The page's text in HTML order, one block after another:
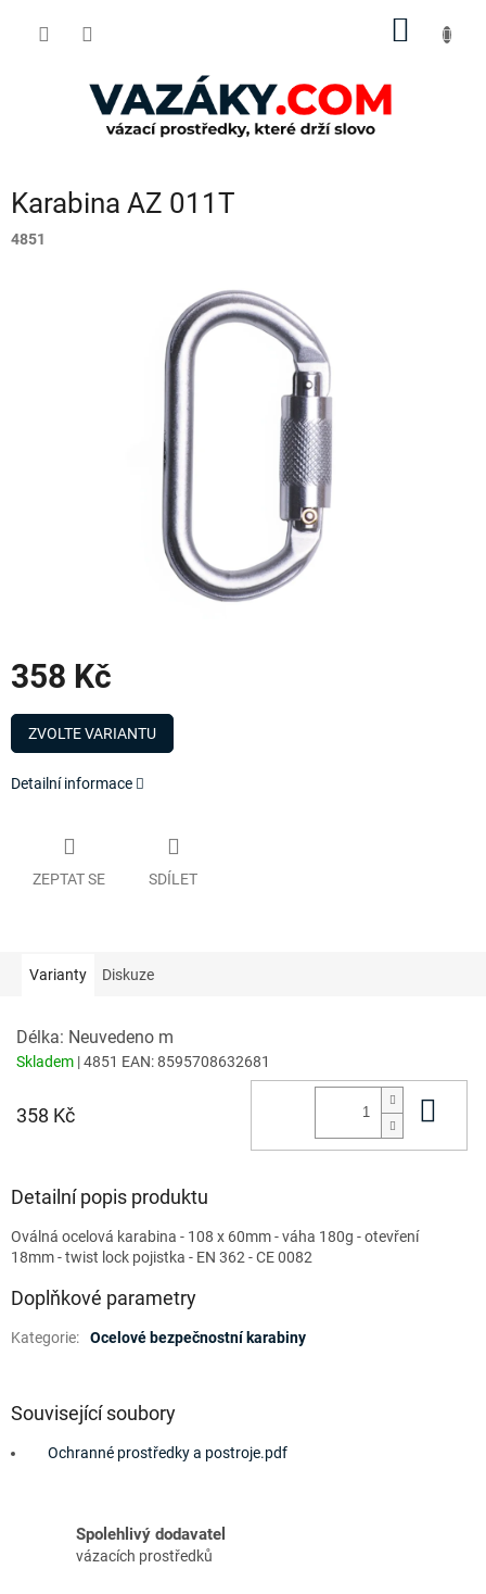
Karabina AZ 011T
4851
358 Kč
Měrná
cena:
ZVOLTE VARIANTU
Detailní informace
ZEPTAT SE SDÍLET
Varianty Diskuze
Délka: Neuvedeno m
Skladem | 4851 EAN:8595708632681
358 Kč
Detailní popis produktu
Oválná ocelová karabina - 108 x 60mm - váha 180g - otevření
18mm - twist lock pojistka - EN 362 - CE 0082
Doplňkové parametry
Kategorie: Ocelové bezpečnostní karabiny
Související soubory
Ochranné prostředky a postroje.pdf
Spolehlivý dodavatel
vázacích prostředků